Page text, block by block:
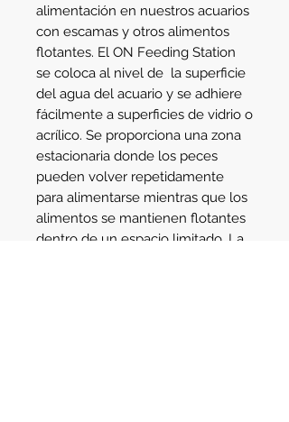
alimentación en nuestros acuarios
con escamas y otros alimentos
flotantes. El ON Feeding Station
se coloca al nivel de  la superficie
del agua del acuario y se adhiere
fácilmente a superficies de vidrio o
acrílico. Se proporciona una zona
estacionaria donde los peces
pueden volver repetidamente
para alimentarse mientras que los
alimentos se mantienen flotantes
dentro de un espacio limitado. La